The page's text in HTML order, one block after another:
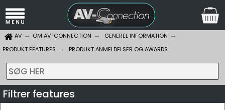
AV OM AV-CONNECTION
GENEREL INFORMATION
PRODUKT FEATURES
PRODUKT ANMELDELSER OG AWARDS
SØG HER
Filtrer features